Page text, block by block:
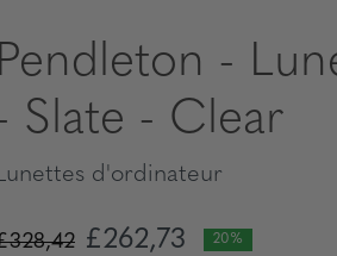
Pendleton -
Slate - Clear
d'ordinateur
£262,73 20%